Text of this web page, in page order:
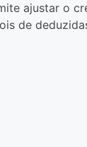
ajustar o
de